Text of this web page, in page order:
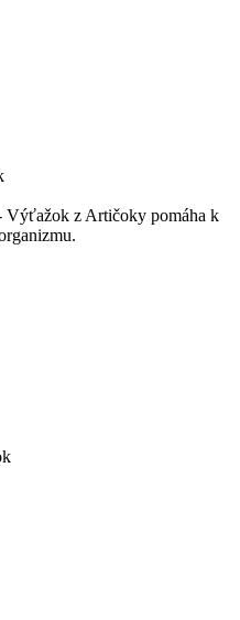
Výťažok z Artičoky pomáha k